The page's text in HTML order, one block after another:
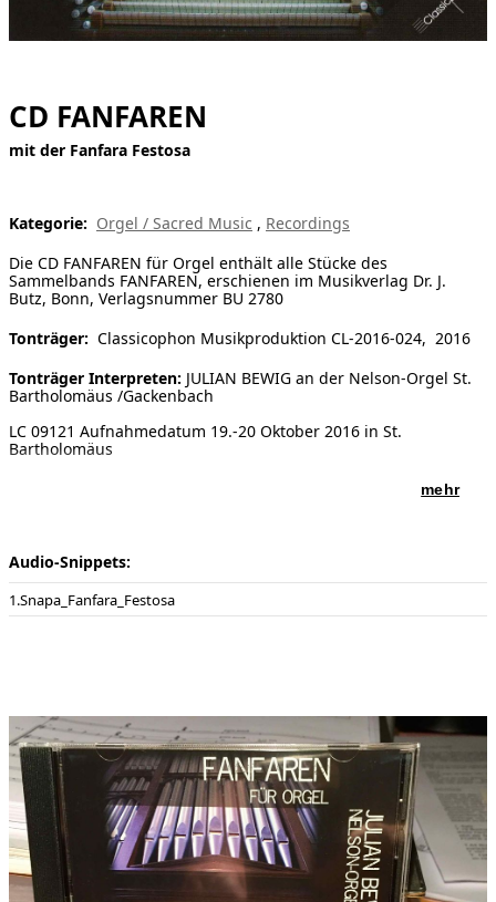
Audio-Snippets:
Snapa_Fanfara_Festosa
CD FANFAREN
mit der Fanfara Festosa
Kategorie: Orgel / Sacred Music , Recordings
Die CD FANFAREN für Orgel enthält alle Stücke des
Sammelbands FANFAREN, erschienen im Musikverlag Dr. J.
Butz, Bonn, Verlagsnummer BU 2780
Tonträger: Classicophon Musikproduktion CL-2016-024, 2016
Tonträger Interpreten: JULIAN BEWIG an der Nelson-Orgel St.
Bartholomäus /Gackenbach
LC 09121 Aufnahmedatum 19.-20 Oktober 2016 in St.
Bartholomäus
mehr